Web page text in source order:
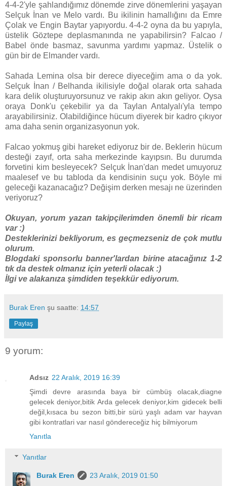
4-4-2'yle şahlandığımız dönemde zirve dönemlerini yaşayan
Selçuk İnan ve Melo vardı. Bu ikilinin hamallığını da Emre
Çolak ve Engin Baytar yapıyordu. 4-4-2 oyna da bu yapıyla,
üstelik Göztepe deplasmanında ne yapabilirsin? Falcao /
Babel önde basmaz, savunma yardımı yapmaz. Üstelik o
gün bir de Elmander vardı.
Sahada Lemina olsa bir derece diyeceğim ama o da yok.
Selçuk İnan / Belhanda ikilisiyle doğal olarak orta sahada
kara delik oluşturuyorsunuz ve rakip akın akın geliyor. Oysa
oraya Donk'u çekebilir ya da Taylan Antalyalı'yla tempo
arayabilirsiniz. Olabildiğince hücum diyerek bir kadro çıkıyor
ama daha senin organizasyonun yok.
Falcao yokmuş gibi hareket ediyoruz bir de. Beklerin hücum
desteği zayıf, orta saha merkezinde kayıpsın. Bu durumda
forvetini kim besleyecek? Selçuk İnan'dan medet umuyoruz
maalesef ve bu tabloda da kendisinin suçu yok. Böyle mi
geleceği kazanacağız? Değişim derken mesajı ne üzerinden
veriyoruz?
Okuyan, yorum yazan takipçilerimden önemli bir ricam
var :)
Desteklerinizi bekliyorum, es geçmezseniz de çok mutlu
olurum.
Blogdaki sponsorlu banner'lardan birine atacağınız 1-2
tık da destek olmanız için yeterli olacak :)
İlgi ve alakanıza şimdiden teşekkür ediyorum.
Burak Eren şu saatte: 14:57
Paylaş
9 yorum:
Adsız 22 Aralık, 2019 16:39
Şimdi devre arasında baya bir cümbüş olacak,diagne
gelecek deniyor,bitik Arda gelecek deniyor,kim gidecek belli
değil,kısaca bu sezon bitti,bir sürü yaşlı adam var hayvan
gibi kontratlari var nasıl göndereceğiz hiç bilmiyorum
Yanıtla
Yanıtlar
Burak Eren
23 Aralık, 2019 01:50